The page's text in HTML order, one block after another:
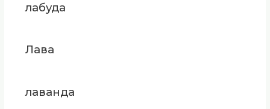
лабуда
Лава
лаванда